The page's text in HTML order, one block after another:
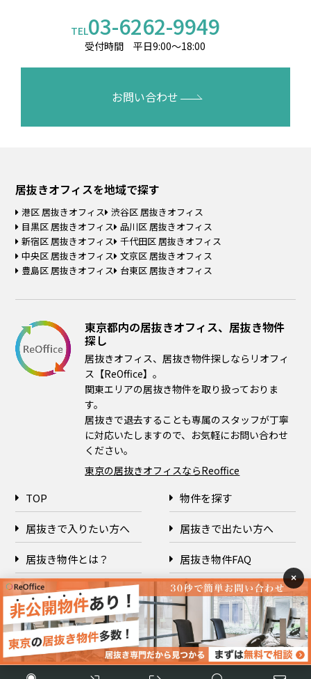
TEL03-6262-9949
受付時間 平日9:00～18:00
お問い合わせ
居抜きオフィスを地域で探す
港区 居抜きオフィス 渋谷区 居抜きオフィス
目黒区 居抜きオフィス 品川区 居抜きオフィス
新宿区 居抜きオフィス 千代田区 居抜きオフィス
中央区 居抜きオフィス 文京区 居抜きオフィス
豊島区 居抜きオフィス 台東区 居抜きオフィス
東京都内の居抜きオフィス、居抜き物件
探し
居抜きオフィス、居抜き物件探しならリオフィ
ス【ReOffice】。
関東エリアの居抜き物件を取り扱っておりま
す。
居抜きで退去することも専属のスタッフが丁寧
に対応いたしますので、お気軽にお問い合わせ
ください。
東京の居抜きオフィスならReoffice
TOP 物件を探す
居抜きで入りたい方へ 居抜きで出たい方へ
居抜き物件とは？ 居抜き物件FAQ
企業情報 プライバシーポリシー
Copyright © 2026 ReOffice All rights reserved.
×